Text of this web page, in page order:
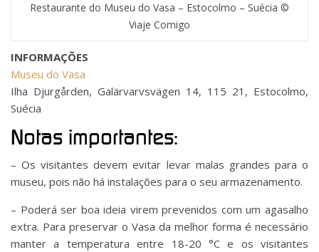
Restaurante do Museu do Vasa – Estocolmo – Suécia ©
Viaje Comigo
INFORMAÇÕES
Museu do Vasa
Ilha Djurgården, Galärvarvsvägen 14, 115 21, Estocolmo,
Suécia
Notas importantes:
– Os visitantes devem evitar levar malas grandes para o
museu, pois não há instalações para o seu armazenamento.
– Poderá ser boa ideia virem prevenidos com um agasalho
extra. Para preservar o Vasa da melhor forma é necessário
manter a temperatura entre 18-20 °C e os visitantes